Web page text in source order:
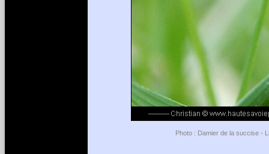
Photo : Damier de la succise -